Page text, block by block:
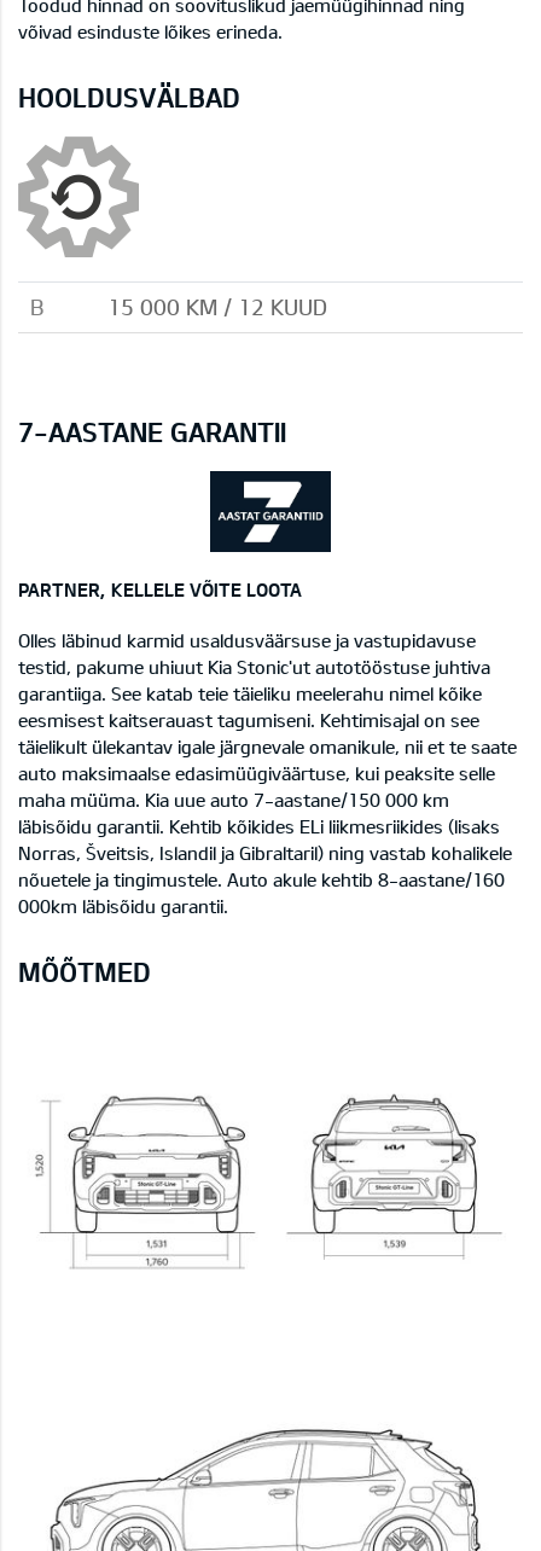
Toodud hinnad on soovituslikud jaemüügihinnad ning
võivad esinduste lõikes erineda.
HOOLDUSVÄLBAD
B 15 000 KM / 12 KUUD
7-AASTANE GARANTII
PARTNER, KELLELE VÕITE LOOTA
Olles läbinud karmid usaldusväärsuse ja vastupidavuse
testid, pakume uhiuut Kia Stonic'ut autotööstuse juhtiva
garantiiga. See katab teie täieliku meelerahu nimel kõike
eesmisest kaitserauast tagumiseni. Kehtimisajal on see
täielikult ülekantav igale järgnevale omanikule, nii et te saate
auto maksimaalse edasimüügiväärtuse, kui peaksite selle
maha müüma. Kia uue auto 7-aastane/150 000 km
läbisõidu garantii. Kehtib kõikides ELi liikmesriikides (lisaks
Norras, Šveitsis, Islandil ja Gibraltaril) ning vastab kohalikele
nõuetele ja tingimustele. Auto akule kehtib 8-aastane/160
000km läbisõidu garantii.
MÕÕTMED